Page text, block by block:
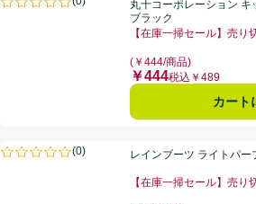
評価は0件のレビューで5点中0.0点。
丸十コーポレーション
ブラック
【在庫一掃セール】売り
(￥444/商品)
価格
￥444税込￥489
カート
レインブーツ ライトパープル19CM トップ
(0)
評価は0件のレビューで5点中0.0点。
レインブーツ ライトパー
【在庫一掃セール】売り